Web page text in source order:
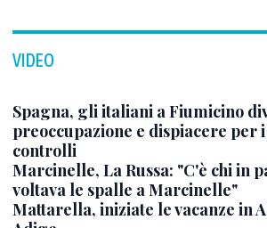
VIDEO
Spagna, gli italiani a Fiumicino
preoccupazione e dispiacere per i
controlli
Marcinelle, La Russa: "C'è chi in
voltava le spalle a Marcinelle"
Mattarella, iniziate le vacanze in